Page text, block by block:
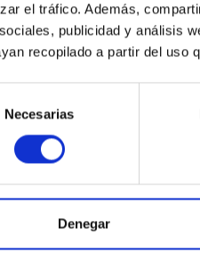
el tráfico. Además,
publicidad y análisis
recopilado a partir del uso
Necesarias
Denegar
hablaba del futuro de la
EELT y al GMT.
allá del Sistema Solar?
vida, una mañana nos
algo raro en el
el momento en que
somos su centro.
Pero, justamente con la
de graduación, mis
probable que hubiese vida
de la mayoría de las